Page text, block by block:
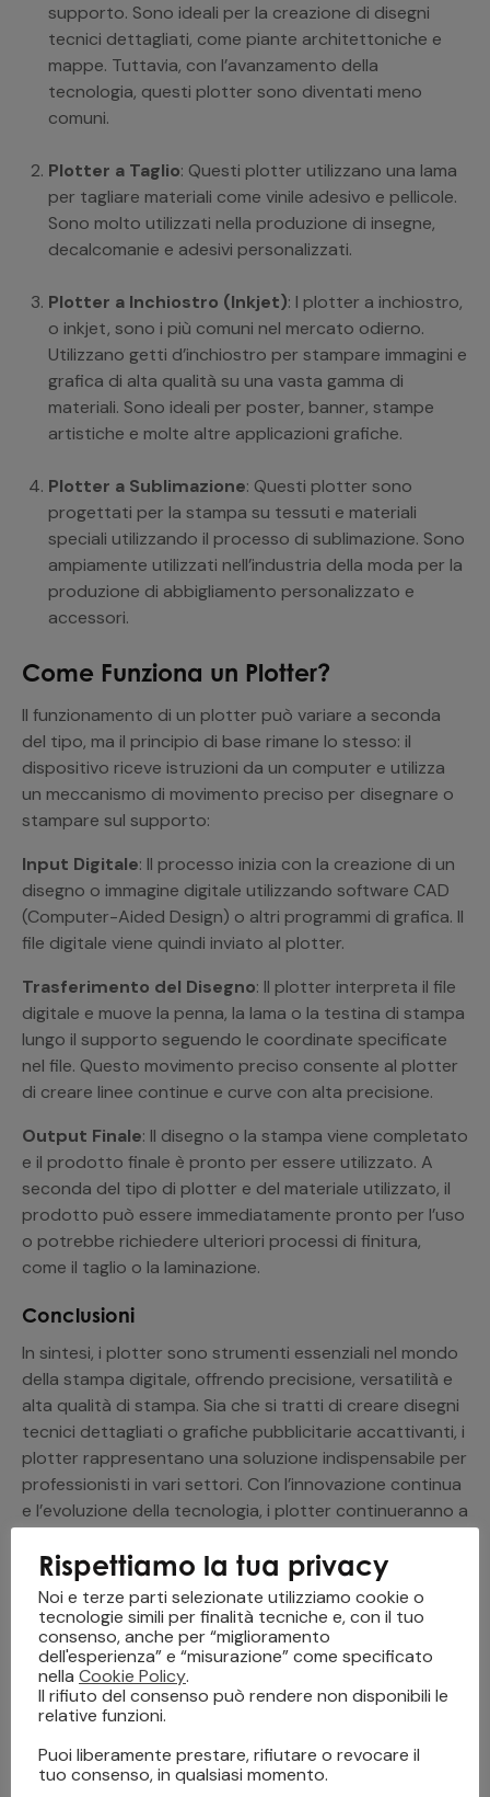
supporto. Sono ideali per la creazione di disegni
tecnici dettagliati, come piante architettoniche e
mappe. Tuttavia, con l’avanzamento della
tecnologia, questi plotter sono diventati meno
comuni.
Plotter a Taglio: Questi plotter utilizzano una lama
per tagliare materiali come vinile adesivo e pellicole.
Sono molto utilizzati nella produzione di insegne,
decalcomanie e adesivi personalizzati.
Plotter a Inchiostro (Inkjet): I plotter a inchiostro,
o inkjet, sono i più comuni nel mercato odierno.
Utilizzano getti d’inchiostro per stampare immagini e
grafica di alta qualità su una vasta gamma di
materiali. Sono ideali per poster, banner, stampe
artistiche e molte altre applicazioni grafiche.
Plotter a Sublimazione: Questi plotter sono
progettati per la stampa su tessuti e materiali
speciali utilizzando il processo di sublimazione. Sono
ampiamente utilizzati nell’industria della moda per la
produzione di abbigliamento personalizzato e
accessori.
Come Funziona un Plotter?
Il funzionamento di un plotter può variare a seconda
del tipo, ma il principio di base rimane lo stesso: il
dispositivo riceve istruzioni da un computer e utilizza
un meccanismo di movimento preciso per disegnare o
stampare sul supporto:
Input Digitale: Il processo inizia con la creazione di un
disegno o immagine digitale utilizzando software CAD
(Computer-Aided Design) o altri programmi di grafica. Il
file digitale viene quindi inviato al plotter.
Trasferimento del Disegno: Il plotter interpreta il file
digitale e muove la penna, la lama o la testina di stampa
lungo il supporto seguendo le coordinate specificate
nel file. Questo movimento preciso consente al plotter
di creare linee continue e curve con alta precisione.
Output Finale: Il disegno o la stampa viene completato
e il prodotto finale è pronto per essere utilizzato. A
seconda del tipo di plotter e del materiale utilizzato, il
prodotto può essere immediatamente pronto per l’uso
o potrebbe richiedere ulteriori processi di finitura,
come il taglio o la laminazione.
Conclusioni
In sintesi, i plotter sono strumenti essenziali nel mondo
della stampa digitale, offrendo precisione, versatilità e
alta qualità di stampa. Sia che si tratti di creare disegni
tecnici dettagliati o grafiche pubblicitarie accattivanti, i
plotter rappresentano una soluzione indispensabile per
professionisti in vari settori. Con l’innovazione continua
e l’evoluzione della tecnologia, i plotter continueranno a
modo in cui produciamo e utilizziamo immagini e grafica.
Volete sapere altro sul mondo della stampa digitale?
seguite il nostroblog.
che cos'è un plotter plotter
Rispettiamo la tua privacy
Noi e terze parti selezionate utilizziamo cookie o
tecnologie simili per finalità tecniche e, con il tuo
consenso, anche per “miglioramento
dell'esperienza” e “misurazione” come specificato
nella Cookie Policy.
Il rifiuto del consenso può rendere non disponibili le
relative funzioni.
Puoi liberamente prestare, rifiutare o revocare il
tuo consenso, in qualsiasi momento.